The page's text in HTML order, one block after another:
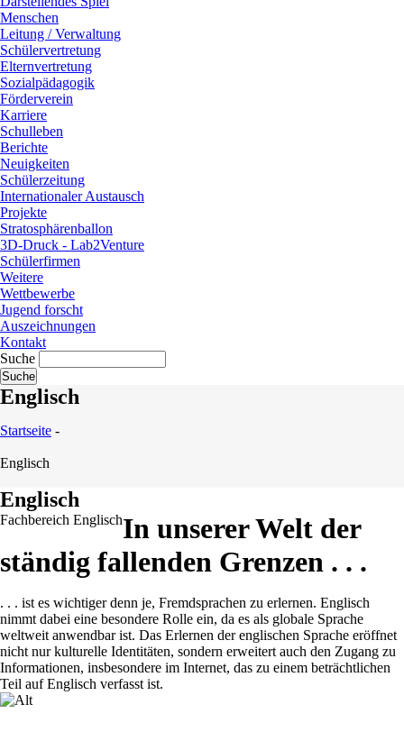
Menschen
Leitung / Verwaltung
Schülervertretung
Elternvertretung
Sozialpädagogik
Förderverein
Karriere
Schulleben
Berichte
Neuigkeiten
Schülerzeitung
Internationaler Austausch
Projekte
Stratosphärenballon
3D-Druck - Lab2Venture
Schülerfirmen
Weitere
Wettbewerbe
Jugend forscht
Auszeichnungen
Kontakt
Suche
Englisch
Startseite -
Englisch
Englisch
Fachbereich EnglischIn unserer Welt der
ständig fallenden Grenzen . . .
. . . ist es wichtiger denn je, Fremdsprachen zu erlernen. Englisch
nimmt dabei eine besondere Rolle ein, da es als globale Sprache
weltweit anwendbar ist. Das Erlernen der englischen Sprache eröffnet
nicht nur kulturelle Identitäten, sondern erweitert auch den Zugang zu
Informationen, insbesondere im Internet, das zu einem beträchtlichen
Teil auf Englisch verfasst ist.